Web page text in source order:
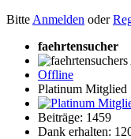
Bitte Anmelden oder
faehrtensucher
Offline
Platinum Mitglied
Beiträge: 1459
Dank erhalten: